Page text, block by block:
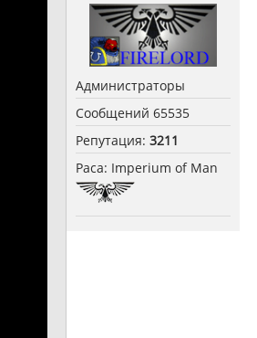
Администраторы
Сообщений 65535
Репутация: 3211
Раса: Imperium of Man